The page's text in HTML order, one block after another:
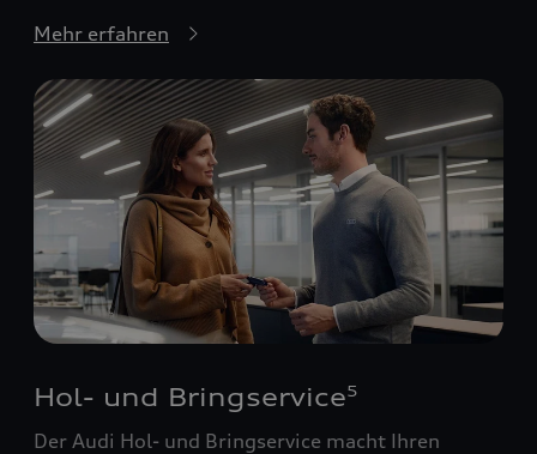
Mehr erfahren
Hol- und Bringservice5
Der Audi Hol- und Bringservice macht Ihren